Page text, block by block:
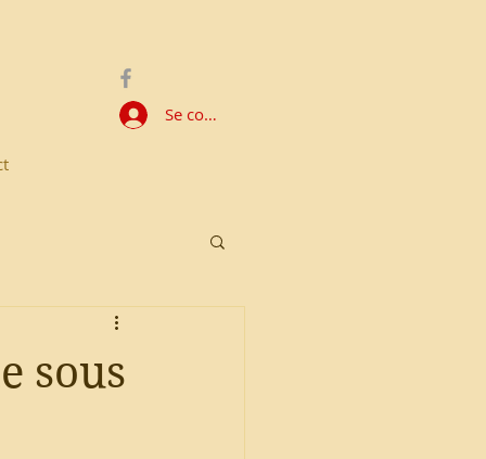
Se connecter
sous